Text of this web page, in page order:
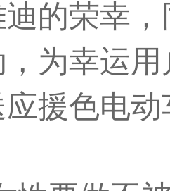
的荣幸
为幸运
援色电